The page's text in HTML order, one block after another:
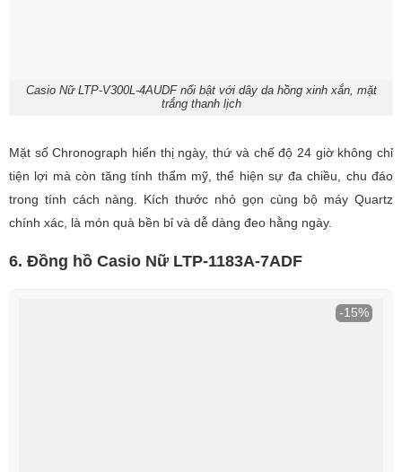
Casio Nữ LTP-V300L-4AUDF nổi bật với dây da hồng xinh xắn, mặt
trắng thanh lịch
Mặt số Chronograph hiển thị ngày, thứ và chế độ 24 giờ không chỉ
tiện lợi mà còn tăng tính thẩm mỹ, thể hiện sự đa chiều, chu đáo
trong tính cách nàng. Kích thước nhỏ gọn cùng bộ máy Quartz
chính xác, là món quà bền bỉ và dễ dàng đeo hằng ngày.
6. Đồng hồ Casio Nữ LTP-1183A-7ADF
-15%